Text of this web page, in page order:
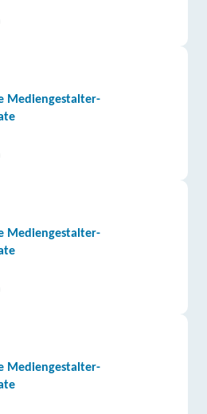
Mediengestalter-
Mediengestalter-
Mediengestalter-